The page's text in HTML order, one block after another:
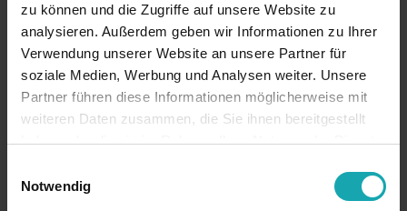
zu können und die Zugriffe auf unsere Website zu
analysieren. Außerdem geben wir Informationen zu Ihrer
Verwendung unserer Website an unsere Partner für
soziale Medien, Werbung und Analysen weiter. Unsere
Partner führen diese Informationen möglicherweise mit
weiteren Daten zusammen, die Sie ihnen bereitgestellt
haben oder die sie im Rahmen Ihrer Nutzung der Dienste
Notwendig
Demander
échantillons
Demander prix